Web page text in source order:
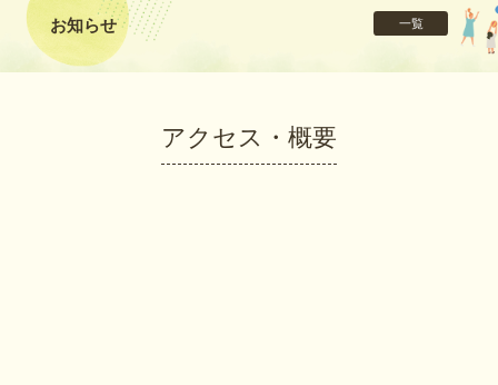
お知らせ 一覧
アクセス・概要